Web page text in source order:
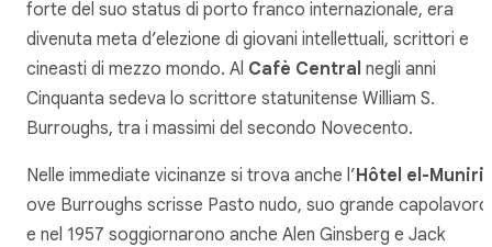
forte del suo status di porto franco internazionale, era
divenuta meta d’elezione di giovani intellettuali, scrittori e
cineasti di mezzo mondo. Al Cafè Central negli anni
Cinquanta sedeva lo scrittore statunitense William S.
Burroughs, tra i massimi del secondo Novecento.
Nelle immediate vicinanze si trova anche l’Hôtel el-
ove Burroughs scrisse Pasto nudo, suo grande
e nel 1957 soggiornarono anche Alen Ginsberg e Jack